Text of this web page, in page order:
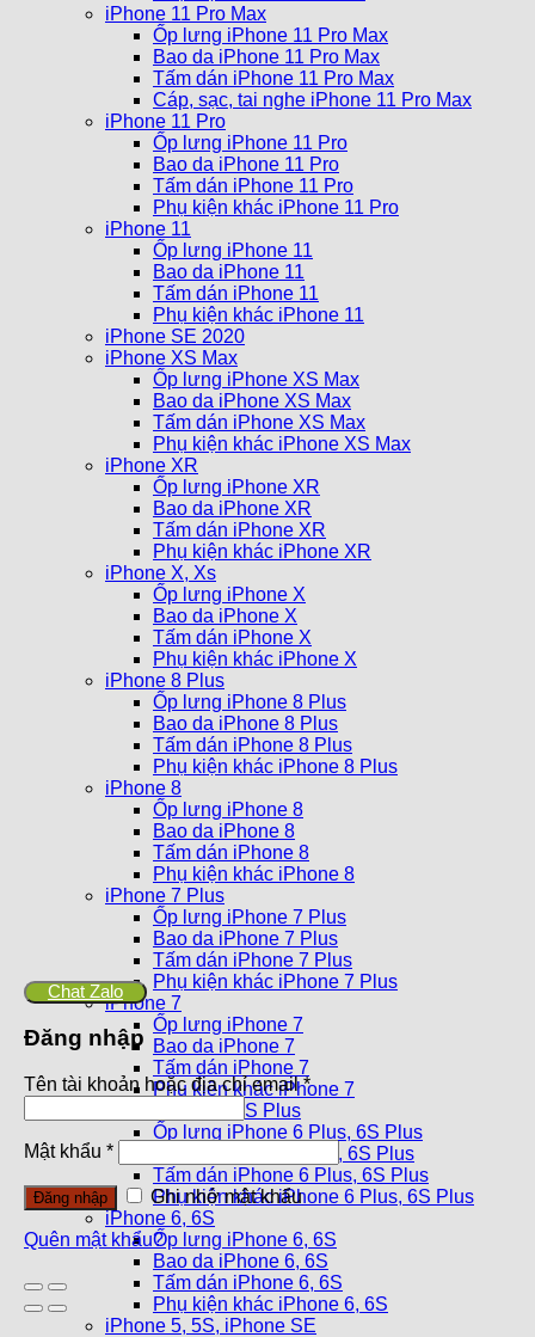
iPhone 11 Pro Max
Ốp lưng iPhone 11 Pro Max
Bao da iPhone 11 Pro Max
Tấm dán iPhone 11 Pro Max
Cáp, sạc, tai nghe iPhone 11 Pro Max
iPhone 11 Pro
Ốp lưng iPhone 11 Pro
Bao da iPhone 11 Pro
Tấm dán iPhone 11 Pro
Phụ kiện khác iPhone 11 Pro
iPhone 11
Ốp lưng iPhone 11
Bao da iPhone 11
Tấm dán iPhone 11
Phụ kiện khác iPhone 11
iPhone SE 2020
iPhone XS Max
Ốp lưng iPhone XS Max
Bao da iPhone XS Max
Tấm dán iPhone XS Max
Phụ kiện khác iPhone XS Max
iPhone XR
Ốp lưng iPhone XR
Bao da iPhone XR
Tấm dán iPhone XR
Phụ kiện khác iPhone XR
iPhone X, Xs
Ốp lưng iPhone X
Bao da iPhone X
Tấm dán iPhone X
Phụ kiện khác iPhone X
iPhone 8 Plus
Ốp lưng iPhone 8 Plus
Bao da iPhone 8 Plus
Tấm dán iPhone 8 Plus
Phụ kiện khác iPhone 8 Plus
iPhone 8
Ốp lưng iPhone 8
Bao da iPhone 8
Tấm dán iPhone 8
Phụ kiện khác iPhone 8
iPhone 7 Plus
Ốp lưng iPhone 7 Plus
Bao da iPhone 7 Plus
Tấm dán iPhone 7 Plus
Phụ kiện khác iPhone 7 Plus
iPhone 7
Ốp lưng iPhone 7
Bao da iPhone 7
Tấm dán iPhone 7
Phụ kiện khác iPhone 7
iPhone 6 Plus, 6S Plus
Ốp lưng iPhone 6 Plus, 6S Plus
Bao da iPhone 6 Plus, 6S Plus
Tấm dán iPhone 6 Plus, 6S Plus
Phụ kiện khác iPhone 6 Plus, 6S Plus
iPhone 6, 6S
Ốp lưng iPhone 6, 6S
Bao da iPhone 6, 6S
Tấm dán iPhone 6, 6S
Phụ kiện khác iPhone 6, 6S
iPhone 5, 5S, iPhone SE
Chat Zalo
Đăng nhập
Tên tài khoản hoặc địa chỉ email*
Mật khẩu *
Đăng nhập Ghi nhớ mật khẩu
Quên mật khẩu?